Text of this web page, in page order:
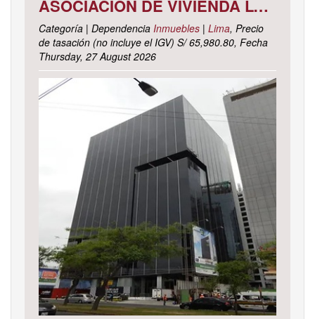
ASOCIACIÓN DE VIVIENDA LOS CACTUS MZ. C LOTE 9, DISTRITO DE PACHACAMAC, PROVINCIA Y DEPARTAMENTO DE LIMA
Categoría | Dependencia Inmuebles | Lima, Precio
de tasación (no incluye el IGV) S/ 65,980.80, Fecha
Thursday, 27 August 2026